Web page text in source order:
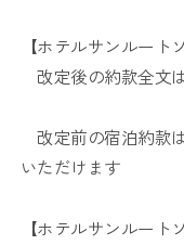
【ホテルサンルート
改定後の約款全文は
改定前の宿泊約款は
いただけます
【ホテルサンルート